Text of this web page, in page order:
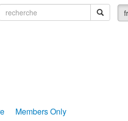
fr
recherche
Members Only